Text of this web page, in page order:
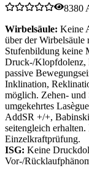
8380
Wirbelsäule: Keine
über der
Stufenbildung keine
Druck-/Klopfdolenz,
passive
Inklination,
möglich. Zehen- und
umgekehrtes
AddSR +/+,
seitengleich
Einzelkraftprüfung.
ISG: Keine
Vor-/